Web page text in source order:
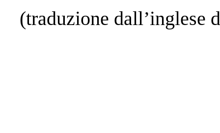
(traduzione dall’inglese